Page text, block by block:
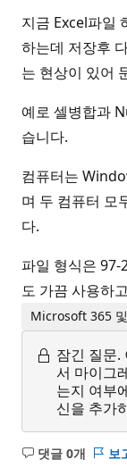
지금 Excel파일
하는데 저장후
는 현상이 있어
예로 셀병합과
습니다.
컴퓨터는
며 두 컴퓨터 모
다.
파일 형식은
도 가끔 사용하
Microsoft 365
잠긴 질문.
서 마이그
는지 여부
신을 추가
댓글 0개
설
보